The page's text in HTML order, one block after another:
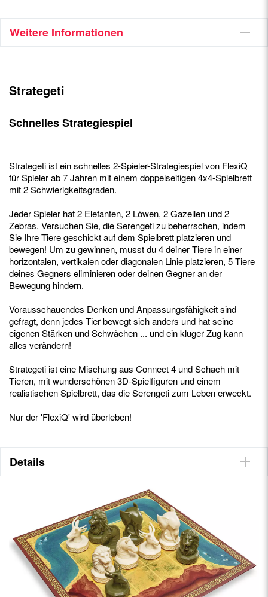
Weitere Informationen
Strategeti
Schnelles Strategiespiel
Strategeti ist ein schnelles 2-Spieler-Strategiespiel von FlexiQ
für Spieler ab 7 Jahren mit einem doppelseitigen 4x4-Spielbrett
mit 2 Schwierigkeitsgraden.
Jeder Spieler hat 2 Elefanten, 2 Löwen, 2 Gazellen und 2
Zebras. Versuchen Sie, die Serengeti zu beherrschen, indem
Sie Ihre Tiere geschickt auf dem Spielbrett platzieren und
bewegen! Um zu gewinnen, musst du 4 deiner Tiere in einer
horizontalen, vertikalen oder diagonalen Linie platzieren, 5 Tiere
deines Gegners eliminieren oder deinen Gegner an der
Bewegung hindern.
Vorausschauendes Denken und Anpassungsfähigkeit sind
gefragt, denn jedes Tier bewegt sich anders und hat seine
eigenen Stärken und Schwächen ... und ein kluger Zug kann
alles verändern!
Strategeti ist eine Mischung aus Connect 4 und Schach mit
Tieren, mit wunderschönen 3D-Spielfiguren und einem
realistischen Spielbrett, das die Serengeti zum Leben erweckt.
Nur der 'FlexiQ' wird überleben!
Details